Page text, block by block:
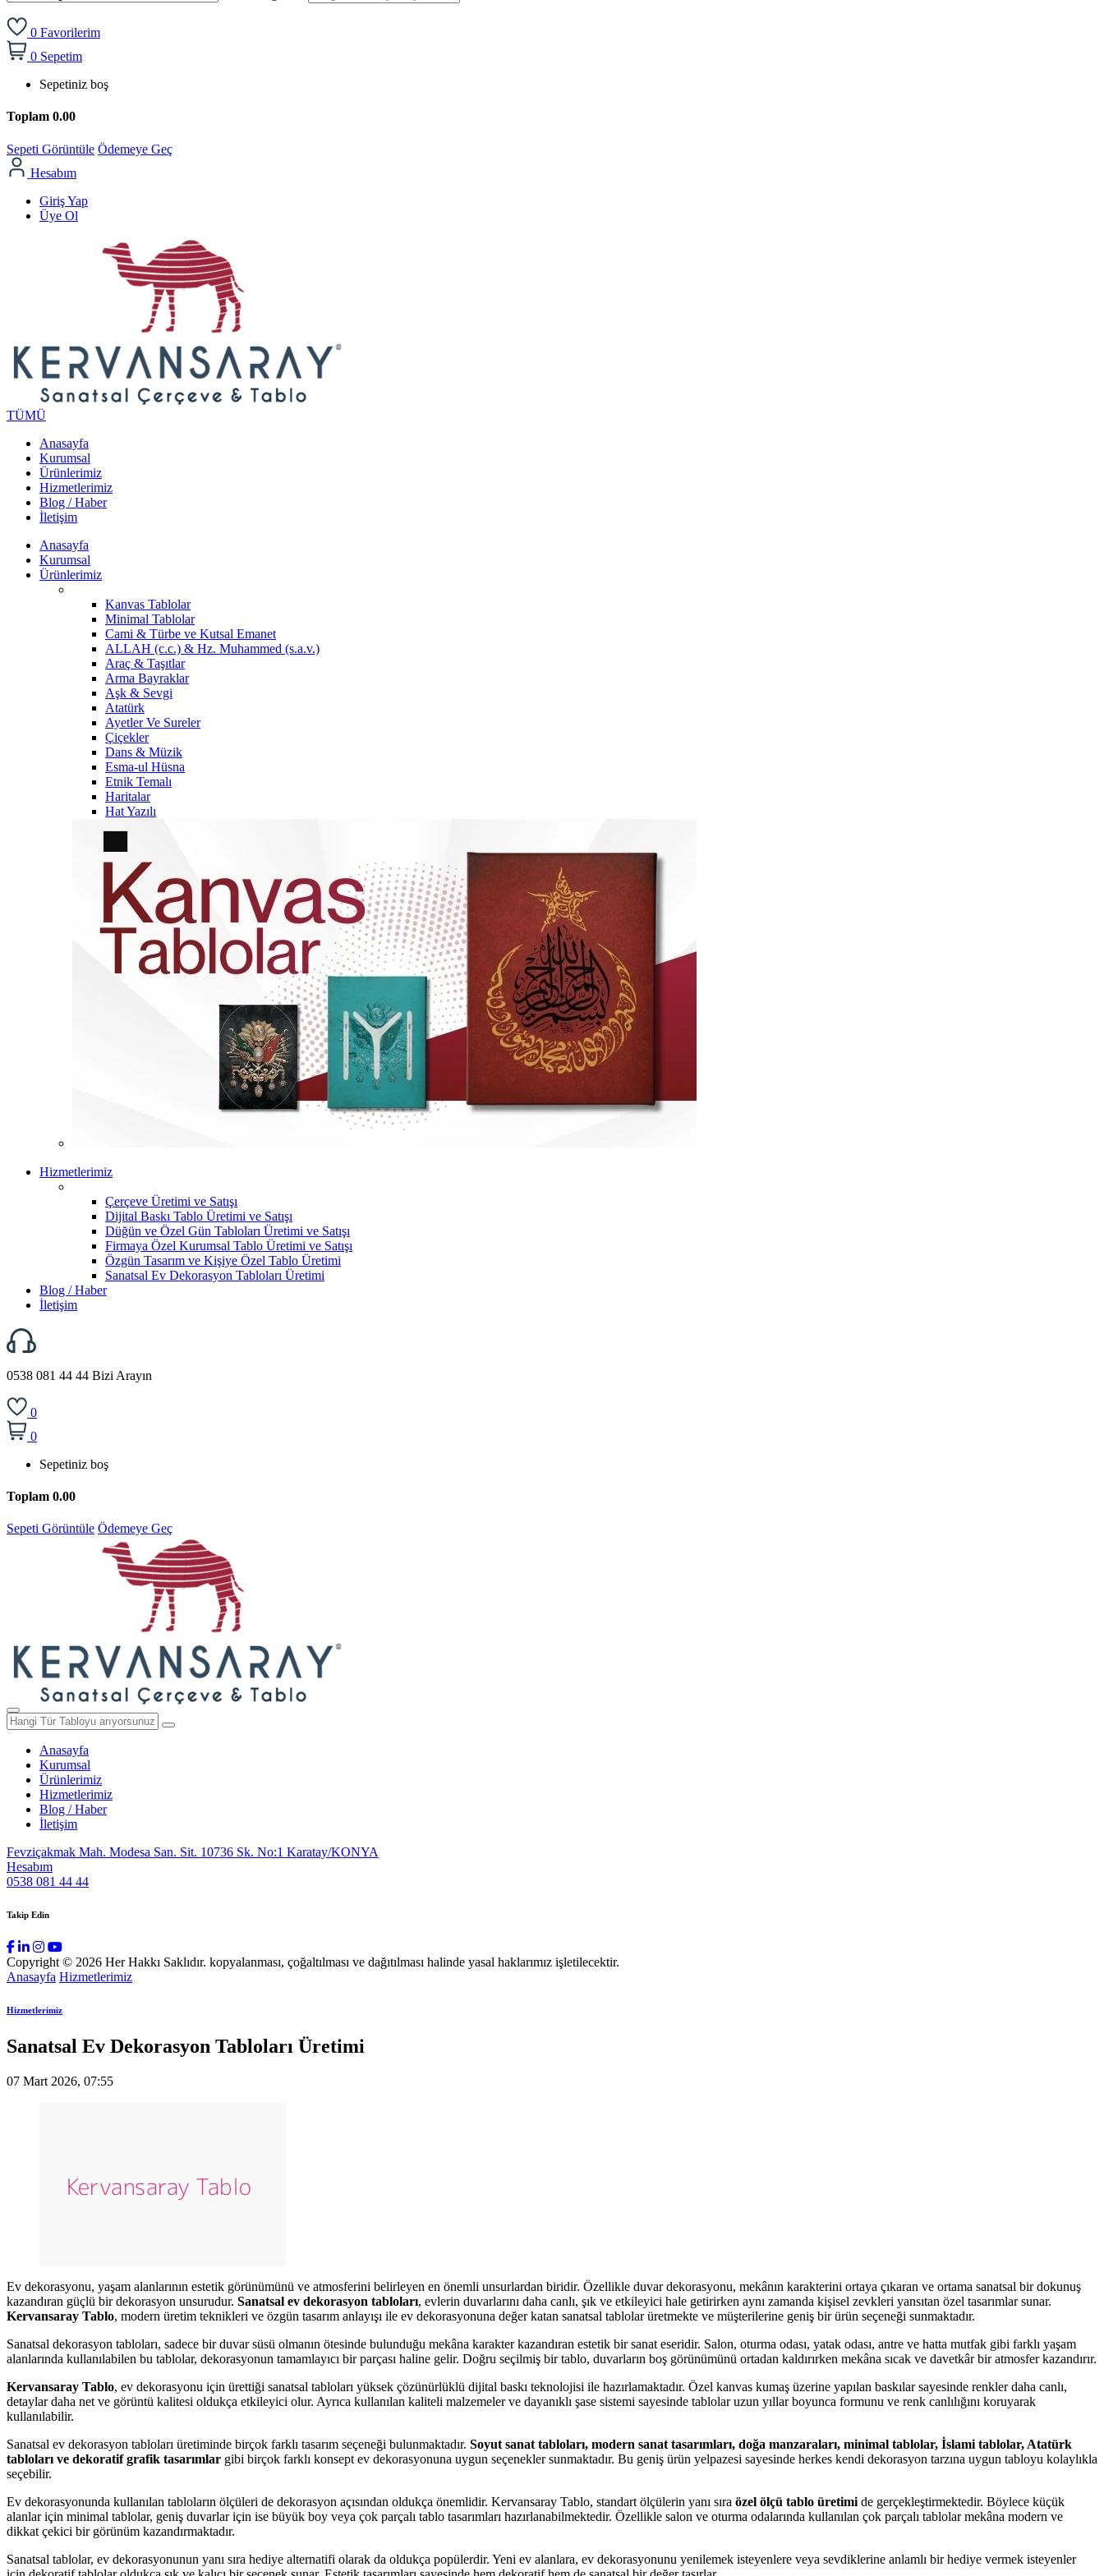
0 Favorilerim
0 Sepetim
Sepetiniz boş
Toplam 0.00
Sepeti Görüntüle Ödemeye Geç
Hesabım
Giriş Yap
Üye Ol
TÜMÜ
Anasayfa
Kurumsal
Ürünlerimiz
Hizmetlerimiz
Blog / Haber
İletişim
Anasayfa
Kurumsal
Ürünlerimiz
Kanvas Tablolar
Minimal Tablolar
Cami & Türbe ve Kutsal Emanet
ALLAH (c.c.) & Hz. Muhammed (s.a.v.)
Araç & Taşıtlar
Arma Bayraklar
Aşk & Sevgi
Atatürk
Ayetler Ve Sureler
Çiçekler
Dans & Müzik
Esma-ul Hüsna
Etnik Temalı
Haritalar
Hat Yazılı
Hizmetlerimiz
Çerçeve Üretimi ve Satışı
Dijital Baskı Tablo Üretimi ve Satışı
Düğün ve Özel Gün Tabloları Üretimi ve Satışı
Firmaya Özel Kurumsal Tablo Üretimi ve Satışı
Özgün Tasarım ve Kişiye Özel Tablo Üretimi
Sanatsal Ev Dekorasyon Tabloları Üretimi
Blog / Haber
İletişim
0538 081 44 44 Bizi Arayın
0
0
Sepetiniz boş
Toplam 0.00
Sepeti Görüntüle Ödemeye Geç
Anasayfa
Kurumsal
Ürünlerimiz
Hizmetlerimiz
Blog / Haber
İletişim
Fevziçakmak Mah. Modesa San. Sit. 10736 Sk. No:1 Karatay/KONYA
Hesabım
0538 081 44 44
Takip Edin
Copyright © 2026 Her Hakkı Saklıdır. kopyalanması, çoğaltılması ve dağıtılması halinde yasal haklarımız işletilecektir.
Anasayfa Hizmetlerimiz
Hizmetlerimiz
Sanatsal Ev Dekorasyon Tabloları Üretimi
07 Mart 2026, 07:55
Ev dekorasyonu, yaşam alanlarının estetik görünümünü ve atmosferini belirleyen en önemli unsurlardan biridir. Özellikle duvar dekorasyonu, mekânın karakterini ortaya çıkaran ve ortama sanatsal bir dokunuş
kazandıran güçlü bir dekorasyon unsurudur. Sanatsal ev dekorasyon tabloları, evlerin duvarlarını daha canlı, şık ve etkileyici hale getirirken aynı zamanda kişisel zevkleri yansıtan özel tasarımlar sunar.
Kervansaray Tablo, modern üretim teknikleri ve özgün tasarım anlayışı ile ev dekorasyonuna değer katan sanatsal tablolar üretmekte ve müşterilerine geniş bir ürün seçeneği sunmaktadır.
Sanatsal dekorasyon tabloları, sadece bir duvar süsü olmanın ötesinde bulunduğu mekâna karakter kazandıran estetik bir sanat eseridir. Salon, oturma odası, yatak odası, antre ve hatta mutfak gibi farklı yaşam
alanlarında kullanılabilen bu tablolar, dekorasyonun tamamlayıcı bir parçası haline gelir. Doğru seçilmiş bir tablo, duvarların boş görünümünü ortadan kaldırırken mekâna sıcak ve davetkâr bir atmosfer kazandırır.
Kervansaray Tablo, ev dekorasyonu için ürettiği sanatsal tabloları yüksek çözünürlüklü dijital baskı teknolojisi ile hazırlamaktadır. Özel kanvas kumaş üzerine yapılan baskılar sayesinde renkler daha canlı,
detaylar daha net ve görüntü kalitesi oldukça etkileyici olur. Ayrıca kullanılan kaliteli malzemeler ve dayanıklı şase sistemi sayesinde tablolar uzun yıllar boyunca formunu ve renk canlılığını koruyarak
kullanılabilir.
Sanatsal ev dekorasyon tabloları üretiminde birçok farklı tasarım seçeneği bulunmaktadır. Soyut sanat tabloları, modern sanat tasarımları, doğa manzaraları, minimal tablolar, İslami tablolar, Atatürk
tabloları ve dekoratif grafik tasarımlar gibi birçok farklı konsept ev dekorasyonuna uygun seçenekler sunmaktadır. Bu geniş ürün yelpazesi sayesinde herkes kendi dekorasyon tarzına uygun tabloyu kolaylıkla
seçebilir.
Ev dekorasyonunda kullanılan tabloların ölçüleri de dekorasyon açısından oldukça önemlidir. Kervansaray Tablo, standart ölçülerin yanı sıra özel ölçü tablo üretimi de gerçekleştirmektedir. Böylece küçük
alanlar için minimal tablolar, geniş duvarlar için ise büyük boy veya çok parçalı tablo tasarımları hazırlanabilmektedir. Özellikle salon ve oturma odalarında kullanılan çok parçalı tablolar mekâna modern ve
dikkat çekici bir görünüm kazandırmaktadır.
Sanatsal tablolar, ev dekorasyonunun yanı sıra hediye alternatifi olarak da oldukça popülerdir. Yeni ev alanlara, ev dekorasyonunu yenilemek isteyenlere veya sevdiklerine anlamlı bir hediye vermek isteyenler